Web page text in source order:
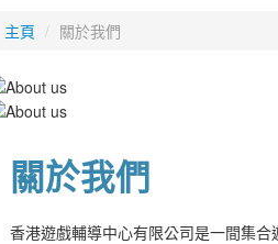
主頁 / 關於我們
關於我們
香港遊戲輔導中心有限公司是一間集合